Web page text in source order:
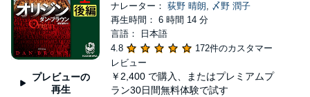
プレビューの
再生
ナレーター： 荻野 晴朗, 〆野 潤子
再生時間： 6 時間 14 分
言語： 日本語
4.8
172件のカスタマー
レビュー
￥2,400 で購入、またはプレミアムプ
ラン30日間無料体験で試す